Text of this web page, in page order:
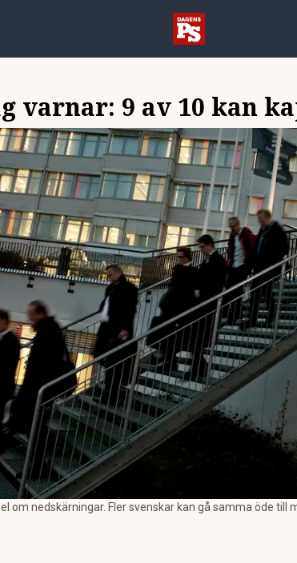
varnar: 9 av 10 kan
om nedskärningar. Fler svenskar kan gå samma öde till